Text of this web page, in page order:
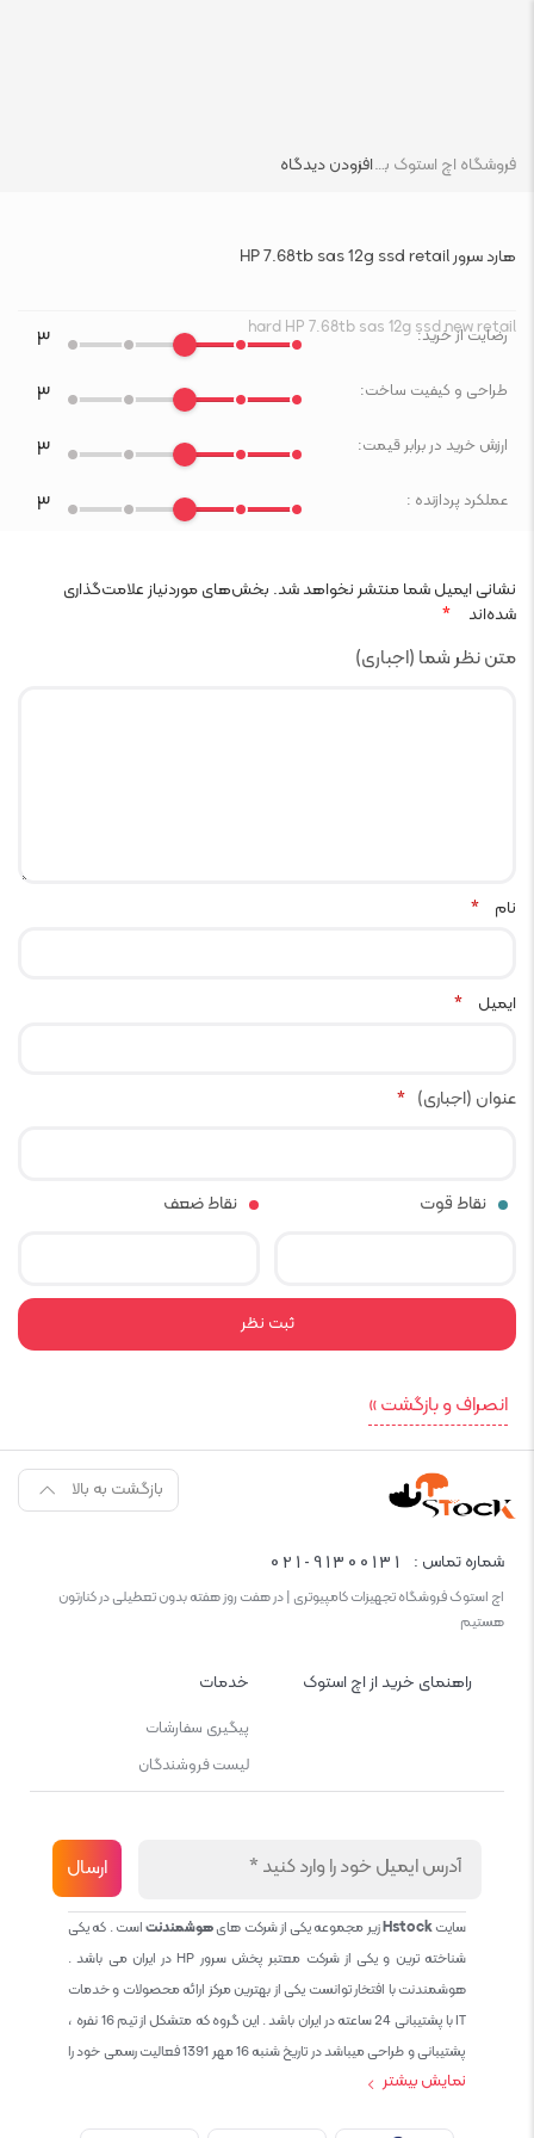
فروشگاه اچ استوک بازار انلاین تجهیزات کامپیوتر استوکافزودن دیدگاه
هارد سرور HP 7.68tb sas 12g ssd retail
hard HP 7.68tb sas 12g ssd new retail
رضایت از خرید: ۳
طراحی و کیفیت ساخت: ۳
ارزش خرید در برابر قیمت: ۳
عملکرد پردازنده : ۳
نشانی ایمیل شما منتشر نخواهد شد. بخش‌های موردنیاز علامت‌گذاری
شده‌اند
*
متن نظر شما (اجباری)
نام *
ایمیل *
عنوان (اجباری) *
نقاط قوت نقاط ضعف
انصراف و بازگشت »
بازگشت به بالا
شماره تماس : 021-91300131
اچ استوک فروشگاه تجهیزات کامپیوتری | در هفت روز هفته بدون تعطیلی در کنارتون
هستیم
راهنمای خرید از اچ استوک خدمات
پیگیری سفارشات
لیست فروشندگان
سایتHstockزیر مجموعه یکی از شرکت هایهوشمندنتاست . که یکی
شناخته ترین و یکی از شرکت معتبر پخش سرور HP در ایران می باشد .
هوشمندنت با افتخار توانست یکی از بهترین مرکز ارائه محصولات و خدمات
IT با پشتیبانی 24 ساعته در ایران باشد . این گروه که متشکل از تیم 16 نفره ،
پشتیبانی و طراحی میباشد در تاریخ شنبه 16 مهر 1391 فعالیت رسمی خود را
نمایش بیشتر